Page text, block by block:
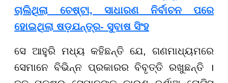
ଚାଲିଥିଲା ଚେଷ୍ଟା, ସାଧାରଣ ନିର୍ବାଚନ ପରେ
ହୋଇଥିଲା ଷଡ଼ଯନ୍ତ୍ର- ସୁବାଷ ସିଂହ
ସେ ଆହୁରି ମଧ୍ୟ କହିଛନ୍ତି ଯେ, ଗଣମାଧ୍ୟମରେ
ସେମାନେ ବିଭିନ୍ନ ପ୍ରକାରର ବିବୃତ୍ତି ରଖୁଛନ୍ତି ।